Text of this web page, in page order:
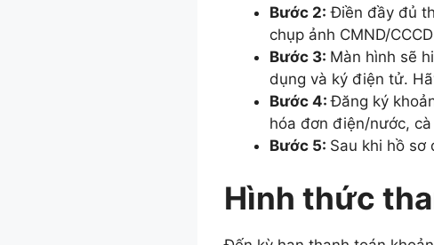
Bước 2: Điền đầy đủ
chụp ảnh CMND/
Bước 3: Màn hình sẽ
dụng và ký điện tử.
Bước 4:Đăng ký
hóa đơn điện/nước, cà
Bước 5: Sau khi hồ sơ
Hình thức